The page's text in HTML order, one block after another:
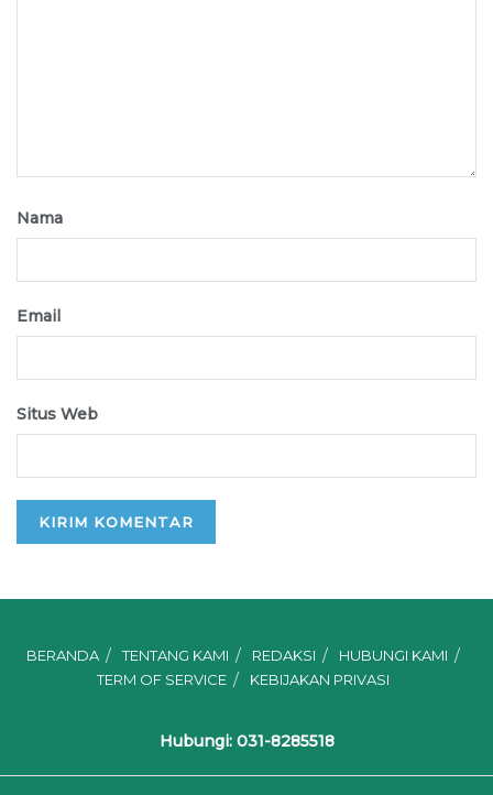
Nama
Email
Situs Web
BERANDA TENTANG KAMI REDAKSI
HUBUNGI KAMI
TERM OF SERVICE
KEBIJAKAN PRIVASI
Hubungi: 031-8285518